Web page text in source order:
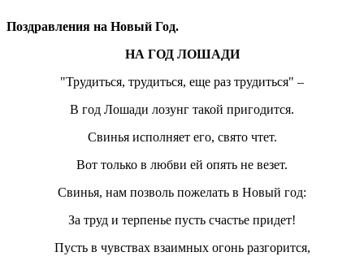
Поздравления на Новый Год.
НА ГОД ЛОШАДИ
"Трудиться, трудиться, еще раз трудиться" –
В год Лошади лозунг такой пригодится.
Свинья исполняет его, свято чтет.
Вот только в любви ей опять не везет.
Свинья, нам позволь пожелать в Новый год:
За труд и терпенье пусть счастье придет!
Пусть в чувствах взаимных огонь разгорится,